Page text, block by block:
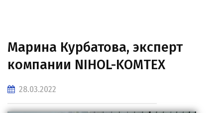
Марина Курбатова, эксперт
компании NIHOL-KOMTEX
28.03.2022